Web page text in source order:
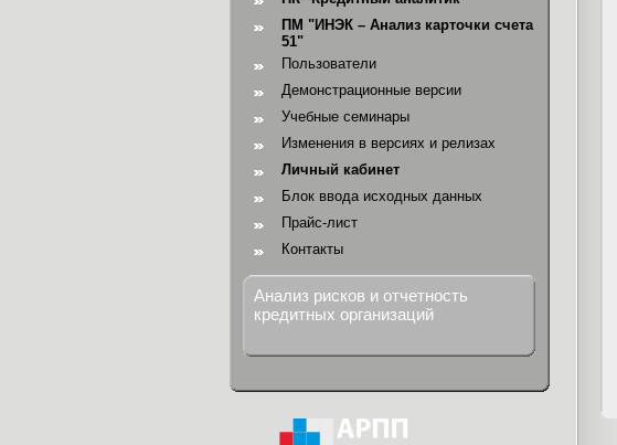
ПМ "ИНЭК – Анализ карточки счета
51"
Пользователи
Демонстрационные версии
Учебные семинары
Изменения в версиях и релизах
Личный кабинет
Блок ввода исходных данных
Прайс-лист
Контакты
Анализ рисков и отчетность
кредитных организаций